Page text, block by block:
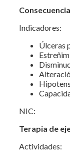
Indicadores:
Úlceras
NIC:
Terapia de
Actividades: